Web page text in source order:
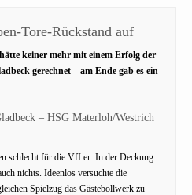
Tore-Rückstand auf
keiner mehr mit einem Erfolg der
gerechnet – am Ende gab es ein
– HSG Materloh/Westrich
schlecht für die VfLer: In der Deckung
nichts. Ideenlos versuchte die
Spielzug das Gästebollwerk zu